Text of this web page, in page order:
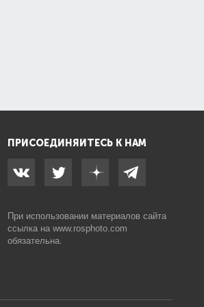
ПРИСОЕДИНЯЙТЕСЬ К НАМ
При использовании материалов сайта
ссылка на www.rosphoto.com
обязательна.